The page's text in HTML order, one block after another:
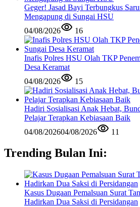
Geger! Jasad Bayi Terbungkus
Mengapung di Sungai HSU
04/08/2026
16
Inafis Polres HSU Olah TKP
Desa Keramat
04/08/2026
15
Hadiri Sosialisasi Anak Hebat,
Pelajar Terapkan Kebiasaan Baik
04/08/202604/08/2026 11
Trending Bulan Ini:
Kasus Dugaan Pemalsuan Surat
Hadirkan Dua Saksi di Persidangan